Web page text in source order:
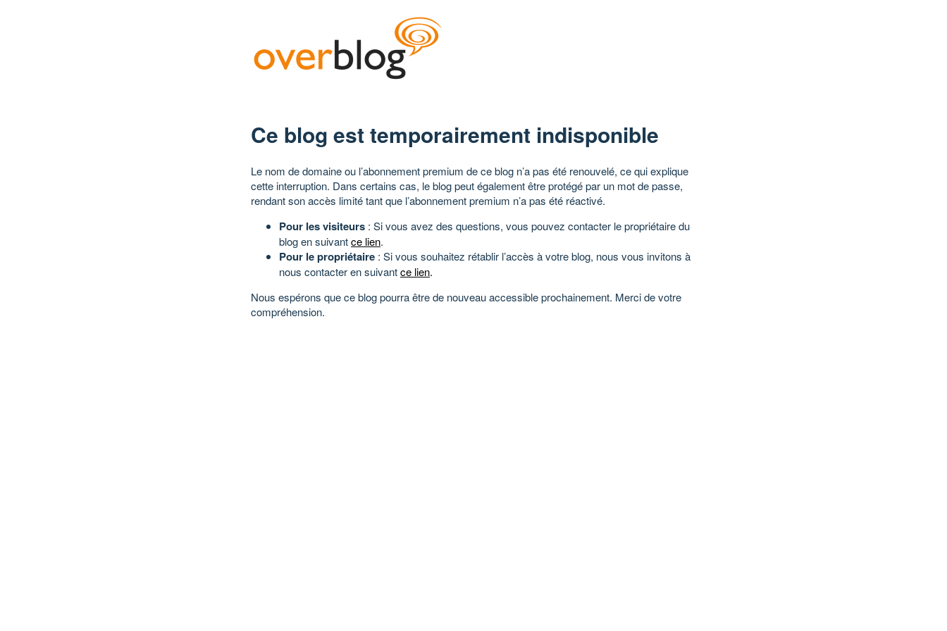
Ce blog est temporairement indisponible
Le nom de domaine ou l’abonnement premium de ce blog n’a pas été renouvelé, ce qui explique
cette interruption. Dans certains cas, le blog peut également être protégé par un mot de passe,
rendant son accès limité tant que l’abonnement premium n’a pas été réactivé.
Pour les visiteurs : Si vous avez des questions, vous pouvez contacter le propriétaire du
blog en suivantce lien.
Pour le propriétaire : Si vous souhaitez rétablir l’accès à votre blog, nous vous invitons à
nous contacter en suivantce lien.
Nous espérons que ce blog pourra être de nouveau accessible prochainement. Merci de votre
compréhension.